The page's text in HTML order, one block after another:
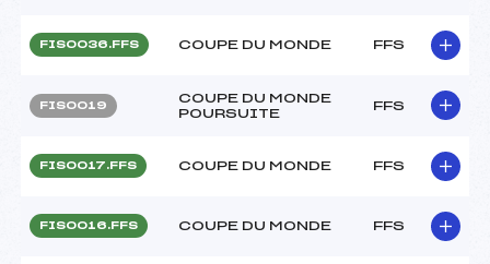
FIS0036.FFS COUPE DU MONDE FFS
FIS0019
COUPE DU MONDE
POURSUITE
FFS
FIS0017.FFS COUPE DU MONDE FFS
FIS0016.FFS COUPE DU MONDE FFS